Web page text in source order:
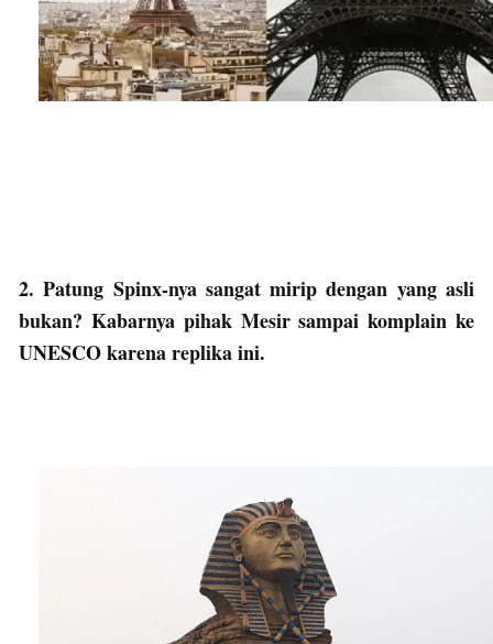
2. Patung Spinx-nya sangat mirip dengan yang asli
bukan? Kabarnya pihak Mesir sampai komplain ke
UNESCO karena replika ini.